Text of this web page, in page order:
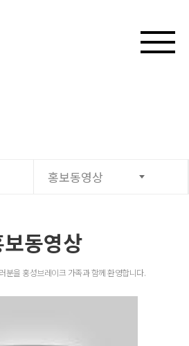
홍보동영상
동영상
분을 홍성브레이크 가족과 함께 환영합니다.